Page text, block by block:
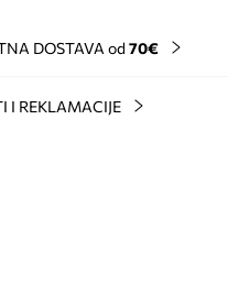
DOSTAVA od 70€
I REKLAMACIJE